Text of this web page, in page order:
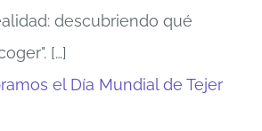
descubriendo qué
[…]
el Día Mundial de Tejer